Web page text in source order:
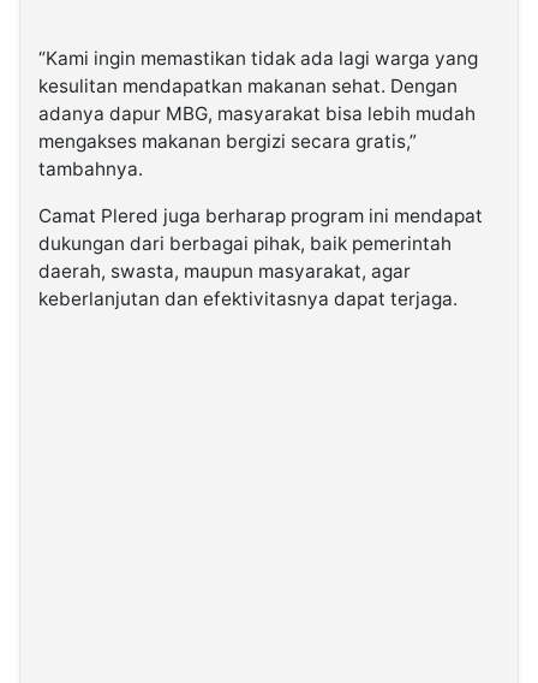
“Kami ingin memastikan tidak ada lagi warga yang
kesulitan mendapatkan makanan sehat. Dengan
adanya dapur MBG, masyarakat bisa lebih mudah
mengakses makanan bergizi secara gratis,”
tambahnya.
Camat Plered juga berharap program ini mendapat
dukungan dari berbagai pihak, baik pemerintah
daerah, swasta, maupun masyarakat, agar
keberlanjutan dan efektivitasnya dapat terjaga.